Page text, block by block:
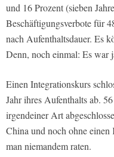
und 16 Prozent (sieben
Beschäftigungsverbote für
nach Aufenthaltsdauer. Es
Denn, noch einmal: Es war
Einen Integrationskurs
Jahr ihres Aufenthalts ab.
irgendeiner Art
China und noch ohne einen
man niemandem raten.